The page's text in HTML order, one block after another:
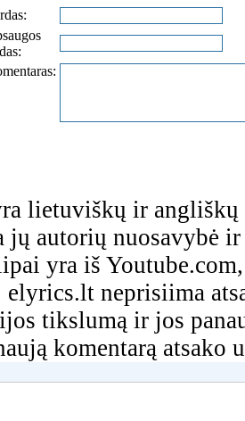
lietuviškų ir angliškų
jų autorių nuosavybė
yra iš
elyrics.lt neprisiima
tikslumą ir jos
komentarą atsako